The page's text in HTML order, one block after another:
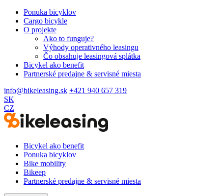
Ponuka bicyklov
Cargo bicykle
O projekte
Ako to funguje?
Výhody operativného leasingu
Čo obsahuje leasingová splátka
Bicykel ako benefit
Partnerské predajne & servisné miesta
info@bikeleasing.sk +421 940 657 319
SK
CZ
Bicykel ako benefit
Ponuka bicyklov
Bike mobility
Bikeep
Partnerské predajne & servisné miesta